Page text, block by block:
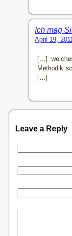
Ich mag
April 19,
[…]
Methodik
[…]
Leave a Reply